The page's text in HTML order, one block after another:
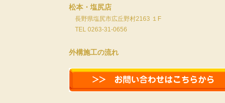
松本・塩尻店
長野県塩尻市広丘野村2163 １F
TEL 0263-31-0656
外構施工の流れ